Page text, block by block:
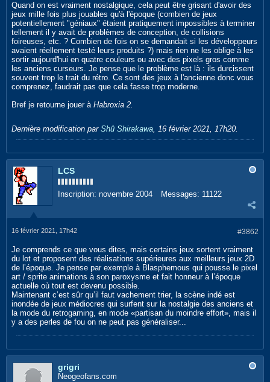
Quand on est vraiment nostalgique, cela peut être grisant d'avoir des
jeux mille fois plus jouables qu'à l'époque (combien de jeux
potentiellement "géniaux" étaient pratiquement impossibles à terminer
tellement il y avait de problèmes de conception, de collisions
foireuses, etc. ? Combien de fois on se demandait si les développeurs
avaient réellement testé leurs produits ?) mais rien ne les oblige à les
sortir aujourd'hui en quatre couleurs ou avec des pixels gros comme
les anciens curseurs. Je pense que le problème est là : ils durcissent
souvent trop le trait du rétro. Ce sont des jeux à l'ancienne donc vous
comprenez, faudrait pas que cela fasse trop moderne.
Bref je retourne jouer à Habroxia 2.
Dernière modification par Shû Shirakawa, 16 février 2021, 17h20.
LCS
Inscription: novembre 2004 Messages: 11122
#3862
16 février 2021, 17h42
Je comprends ce que vous dites, mais certains jeux sortent vraiment
du lot et proposent des réalisations supérieures aux meilleurs jeux 2D
de l’époque. Je pense par exemple à Blasphemous qui pousse le pixel
art / sprite animations à son paroxysme et fait honneur à l’époque
actuelle où tout est devenu possible.
Maintenant c’est sûr qu’il faut vachement trier, la scène indé est
inondée de jeux médiocres qui surfent sur la nostalgie des anciens et
la mode du retrogaming, en mode «partisan du moindre effort», mais il
y a des perles de fou on ne peut pas généraliser...
grigri
Neogeofans.com